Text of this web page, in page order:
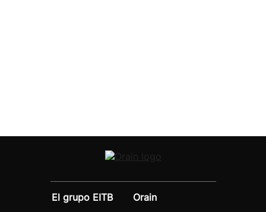
El grupo EITB
Orain